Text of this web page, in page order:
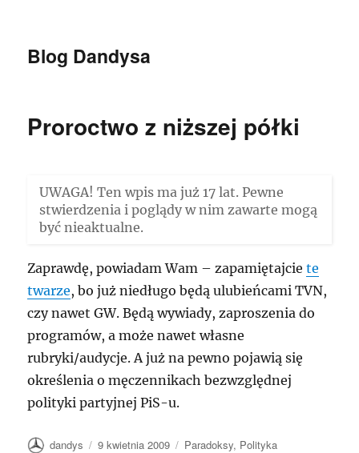
Blog Dandysa
Proroctwo z niższej półki
UWAGA! Ten wpis ma już 17 lat. Pewne
stwierdzenia i poglądy w nim zawarte mogą
być nieaktualne.
Zaprawdę, powiadam Wam – zapamiętajciete
twarze, bo już niedługo będą ulubieńcami TVN,
czy nawet GW. Będą wywiady, zaproszenia do
programów, a może nawet własne
rubryki/audycje. A już na pewno pojawią się
określenia o męczennikach bezwzględnej
polityki partyjnej PiS-u.
Autor
dandys
Data
9 kwietnia 2009 Kategorie
Paradoksy, Polityka